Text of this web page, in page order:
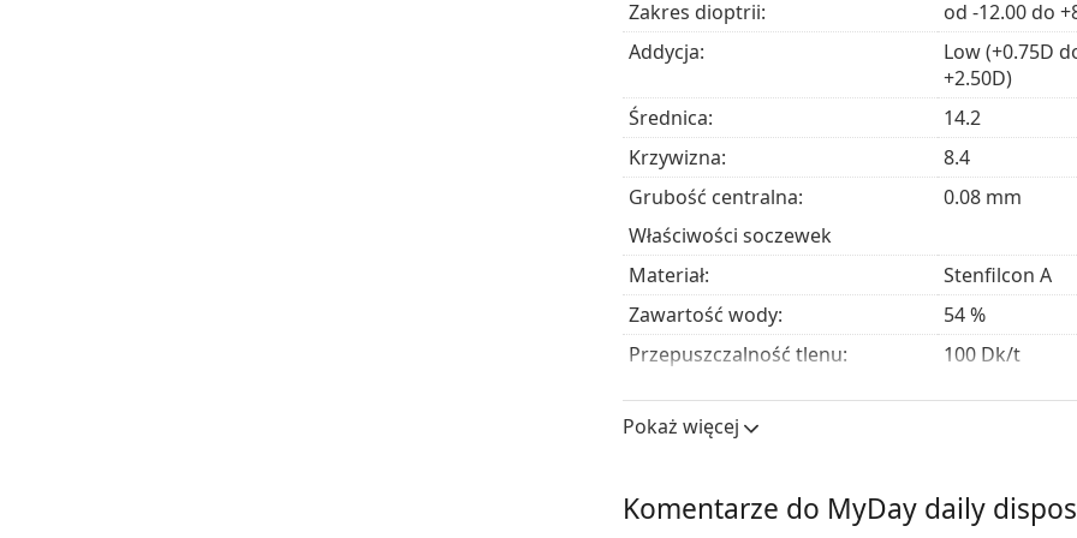
naturalnych właściwościach nawilżających.
Niższa zawartość silikonu, co oznacza więcej
materiału, które utrzymują soczewki
również w tym, że soczewki MyDay daily
je łatwo zakładać i zdejmować.
Doskonała przepuszczalność materiału,
zachować jasny i naturalny wygląd bez
Skuteczny filtr UV, który blokuje 85%
utrzymaniu długoterminowego zdrowia oczu.
Filtr UV w soczewkach kontaktowych poprawia
promieniowania ultrafioletowego. Soczewki
idealną ochroną przed szkodliwym
filtrem UV i okularów przeciwsłonecznych.
Zakres dioptrii:
od -12.00 do
Addycja:
Low (+0.75D
+2.50D)
Średnica:
14.2
Krzywizna:
8.4
Grubość centralna:
0.08 mm
Właściwości soczewek
Materiał:
Stenfilcon A
Zawartość wody:
54 %
Przepuszczalność tlenu:
100 Dk/t
Filtr UV:
Tak
Silikonowo-hydrożelowe:
Ważność:
Co najmniej
Pokaż więcej
Komentarze do MyDay daily